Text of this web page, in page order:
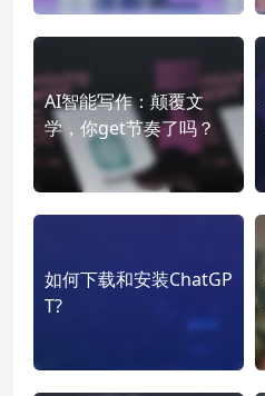
AI智能写作：颠覆文
学，你get节奏了吗？
如何下载和安装ChatGP
T?